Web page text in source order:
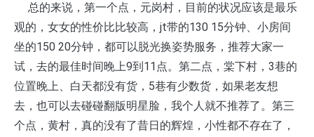
总的来说，第一个点，元岗村，目前的状况应该是最乐
观的，女女的性价比比较高，jt带的130 15分钟、小房间
坐的150 20分钟，都可以脱光换姿势服务，推荐大家一
试，去的最佳时间晚上9到11点。第二点，棠下村，3巷的
位置晚上、白天都没有货，5巷有少数货，如果老友想
去，也可以去碰碰翻版明星脸，我个人就不推荐了。第三
个点，黄村，真的没有了昔日的辉煌，小性都不存在了，